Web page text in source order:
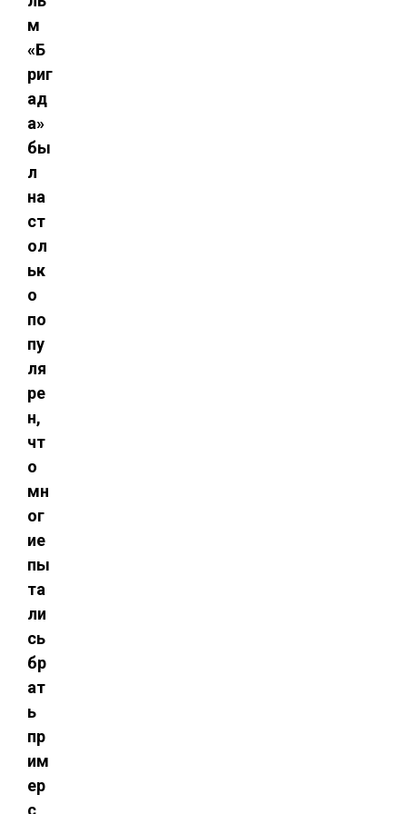
м
«Б
риг
ад
а»
бы
л
на
ст
ол
ьк
о
по
пу
ля
ре
н,
чт
о
мн
ог
ие
пы
та
ли
сь
бр
ат
ь
пр
им
ер
с